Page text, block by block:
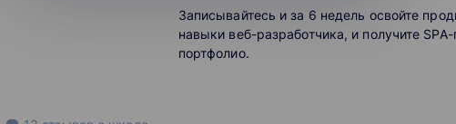
Записывайтесь и за 6 недель освойте
навыки веб-разработчика, и получите SPA-
портфолио.